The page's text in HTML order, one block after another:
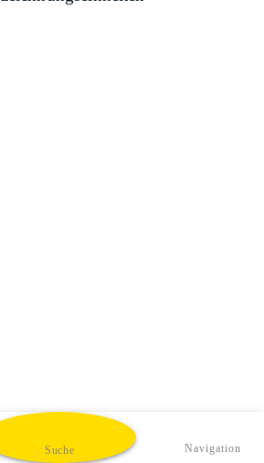
Suche Navigation